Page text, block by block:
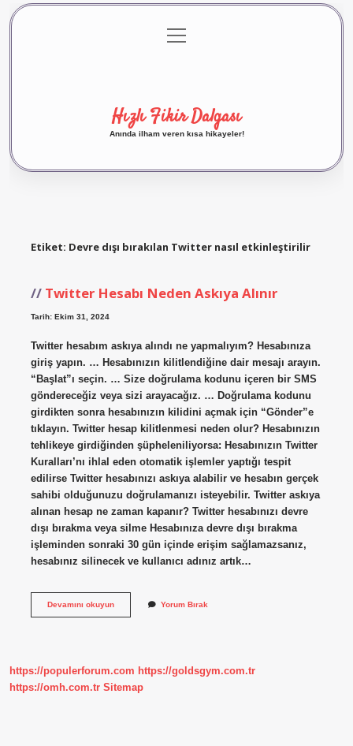
Gizlilik Politikası
menüyü
aç
Hızlı Fikir Dalgası
Anında ilham veren kısa hikayeler!
Etiket: Devre dışı bırakılan Twitter nasıl etkinleştirilir
Twitter Hesabı Neden Askıya Alınır
Tarih: Ekim 31, 2024
Twitter hesabım askıya alındı ne yapmalıyım? Hesabınıza
giriş yapın. … Hesabınızın kilitlendiğine dair mesajı arayın.
“Başlat”ı seçin. … Size doğrulama kodunu içeren bir SMS
göndereceğiz veya sizi arayacağız. … Doğrulama kodunu
girdikten sonra hesabınızın kilidini açmak için “Gönder”e
tıklayın. Twitter hesap kilitlenmesi neden olur? Hesabınızın
tehlikeye girdiğinden şüpheleniliyorsa: Hesabınızın Twitter
Kuralları’nı ihlal eden otomatik işlemler yaptığı tespit
edilirse Twitter hesabınızı askıya alabilir ve hesabın gerçek
sahibi olduğunuzu doğrulamanızı isteyebilir. Twitter askıya
alınan hesap ne zaman kapanır? Twitter hesabınızı devre
dışı bırakma veya silme Hesabınıza devre dışı bırakma
işleminden sonraki 30 gün içinde erişim sağlamazsanız,
hesabınız silinecek ve kullanıcı adınız artık…
Devamını okuyunTwitter
Yorum Bırak
https://populerforum.com https://goldsgym.com.tr
https://omh.com.tr Sitemap